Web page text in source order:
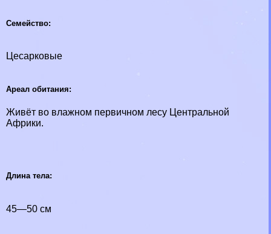
Семейство:
Цесарковые
Ареал обитания:
Живёт во влажном первичном лесу Центральной
Африки.
Длина тела:
45—50 см